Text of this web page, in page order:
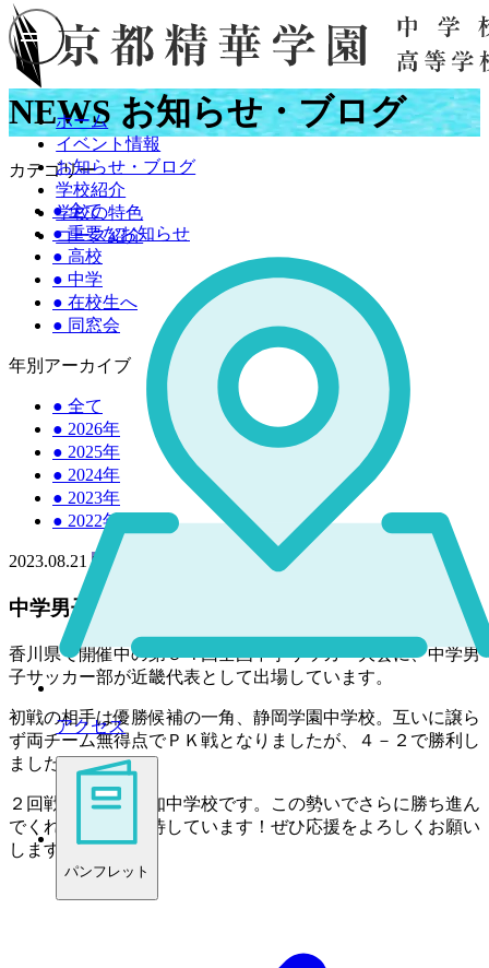
ホーム
イベント情報
お知らせ・ブログ
学校紹介
学校の特色
コース紹介
アクセス
パンフレット
NEWS お知らせ・ブログ
カテゴリー
●全て
●重要なお知らせ
● 高校
● 中学
● 在校生へ
● 同窓会
年別アーカイブ
● 全て
● 2026年
● 2025年
● 2024年
● 2023年
● 2022年
2023.08.21 中学
中学男子サッカー部全国大会１回戦勝利！
香川県で開催中の第５４回全国中学サッカー大会に、中学男
子サッカー部が近畿代表として出場しています。
初戦の相手は優勝候補の一角、静岡学園中学校。互いに譲ら
ず両チーム無得点でＰＫ戦となりましたが、４－２で勝利し
ました！！
２回戦の相手は高知中学校です。この勢いでさらに勝ち進ん
でくれることを期待しています！ぜひ応援をよろしくお願い
します！